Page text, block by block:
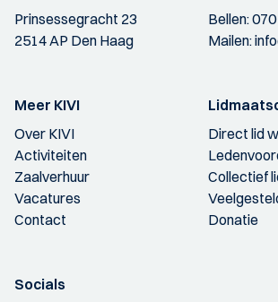
Prinsessegracht 23
2514 AP Den Haag
Bellen:
Mailen:
Meer KIVI
Over KIVI
Activiteiten
Zaalverhuur
Vacatures
Contact
Direct lid
Collectief
Donatie
Socials